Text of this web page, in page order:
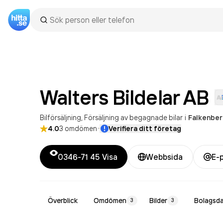
Walters BildelarAB
Bilförsäljning Försäljning av begagnade bilar i
4.03 omdömen· Verifiera ditt företag
0346-71 45 Visa Webbsida E-
Överblick Omdömen 3 Bilder 3